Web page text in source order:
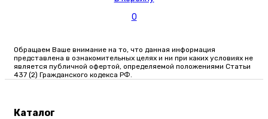
0
Обращаем Ваше внимание на то, что данная информация
представлена в ознакомительных целях и ни при каких условиях не
является публичной офертой, определяемой положениями Статьи
437 (2) Гражданского кодекса РФ.
Каталог